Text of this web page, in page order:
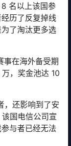
名以上该国参
历了反复掉线
了淘汰更多选
事在海外备受期
，奖金池达 10
，还影响到了安
国电信公司宣
与者已经无法